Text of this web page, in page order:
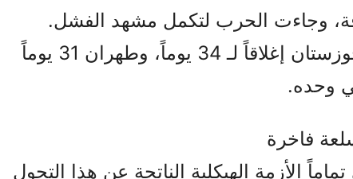
وجاءت الحرب لتكمل مشهد الفشل.
واليوم، سجلت محافظة خوزستان إغلاقاً لـ 34 يوماً، وطهران 31 يوماً
وحده.
فاخرة
الأزمة الهيكلية الناتجة عن هذا التحول